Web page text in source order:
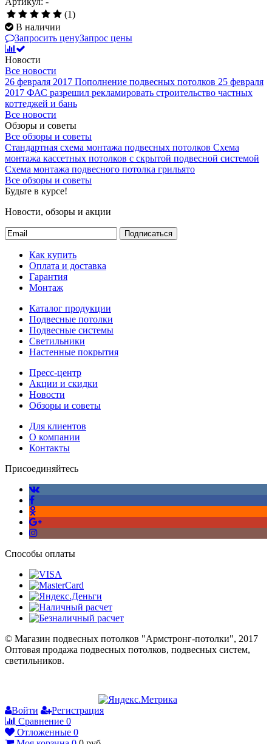
(1)
В наличии
Запросить ценуЗапрос цены
Новости
Все новости
26 февраля 2017 Пополнение подвесных потолков 25 февраля
2017 ФАС разрешил рекламировать строительство частных
коттеджей и бань
Все новости
Обзоры и советы
Все обзоры и советы
Стандартная схема монтажа подвесных потолков Схема
монтажа кассетных потолков с скрытой подвесной системой
Схема монтажа подвесного потолка грильято
Все обзоры и советы
Будьте в курсе!
Новости, обзоры и акции
Подписаться
Как купить
Оплата и доставка
Гарантия
Монтаж
Каталог продукции
Подвесные потолки
Подвесные системы
Светильники
Настенные покрытия
Пресс-центр
Акции и скидки
Новости
Обзоры и советы
Для клиентов
О компании
Контакты
Присоединяйтесь
Способы оплаты
© Магазин подвесных потолков "Армстронг-потолки", 2017
Оптовая продажа подвесных потолков, подвесных систем,
светильников.
Войти
Регистрация
Сравнение 0
Отложенные 0